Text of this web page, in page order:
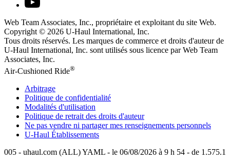
Web Team Associates, Inc., propriétaire et exploitant du site Web.
Copyright © 2026 U-Haul International, Inc.
Tous droits réservés. Les marques de commerce et droits d'auteur de
U-Haul International, Inc. sont utilisés sous licence par Web Team
Associates, Inc.
Air-Cushioned Ride®
Arbitrage
Politique de confidentialité
Modalités d'utilisation
Politique de retrait des droits d'auteur
Ne pas vendre ni partager mes renseignements personnels
U-Haul Établissements
005 - uhaul.com (ALL) YAML - le 06/08/2026 à 9 h 54 - de 1.575.1